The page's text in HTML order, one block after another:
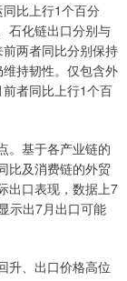
比上行1个百分
石化链出口分别与
两者同比分别保持
持韧性。仅包含外
者同比上行1个百
。基于各产业链的
比及消费链的外贸
出口表现，数据上7
示出7月出口可能
升、出口价格高位